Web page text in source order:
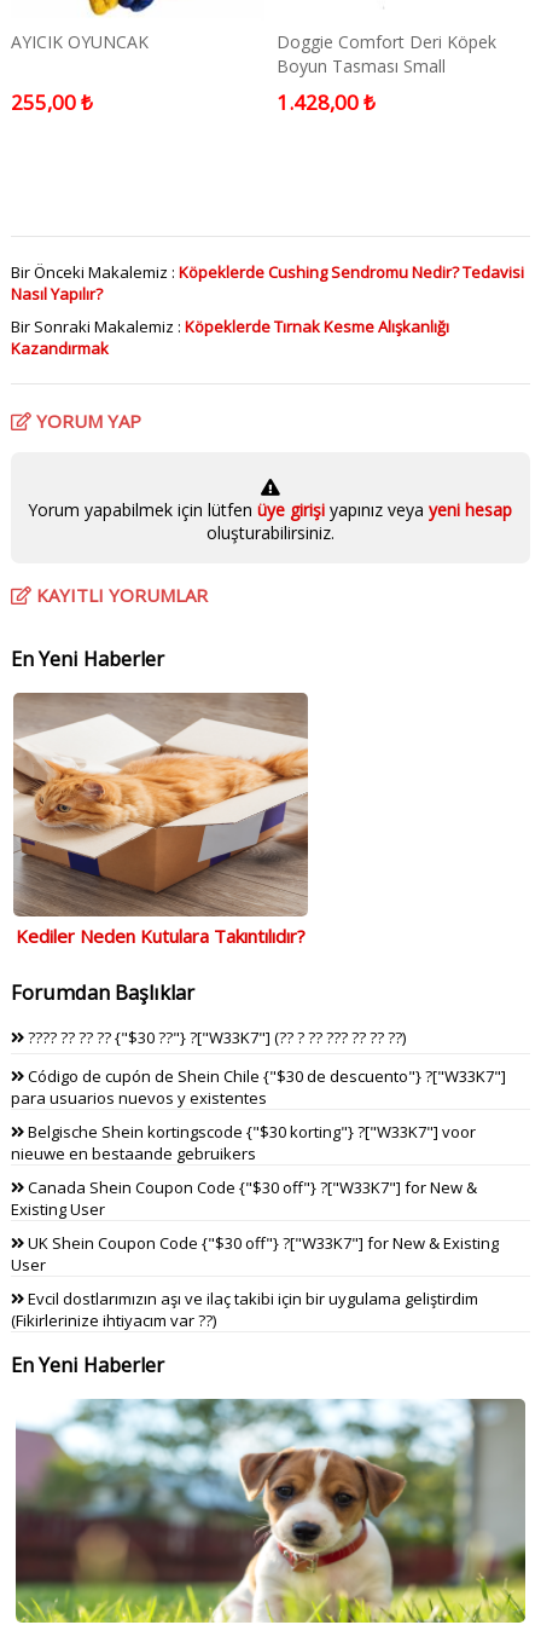
AYICIK OYUNCAK
255,00 ₺
Doggie Comfort Deri Köpek
Boyun Tasması Small
kahverengi
1.428,00 ₺
Bir Önceki Makalemiz : Köpeklerde Cushing Sendromu Nedir? Tedavisi
Nasıl Yapılır?
Bir Sonraki Makalemiz : Köpeklerde Tırnak Kesme Alışkanlığı
Kazandırmak
YORUM YAP
Yorum yapabilmek için lütfenüye girişiyapınız veya yeni hesap
oluşturabilirsiniz.
KAYITLI YORUMLAR
En Yeni Haberler
Kediler Neden Kutulara Takıntılıdır?
Forumdan Başlıklar
???? ?? ?? ?? {"$30 ??"} ?["W33K7"] (?? ? ?? ??? ?? ?? ??)
Código de cupón de Shein Chile {"$30 de descuento"} ?["W33K7"]
para usuarios nuevos y existentes
Belgische Shein kortingscode {"$30 korting"} ?["W33K7"] voor
nieuwe en bestaande gebruikers
Canada Shein Coupon Code {"$30 off"} ?["W33K7"] for New &
Existing User
UK Shein Coupon Code {"$30 off"} ?["W33K7"] for New & Existing
User
Evcil dostlarımızın aşı ve ilaç takibi için bir uygulama geliştirdim
(Fikirlerinize ihtiyacım var ??)
En Yeni Haberler